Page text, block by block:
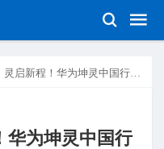
为坤灵中国行2025·湖北站助力中小企业跃升智能化
华为坤灵中国行